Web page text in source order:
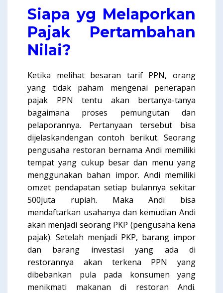
Siapa yg Melaporkan
Pajak Pertambahan
Nilai?
Ketika melihat besaran tarif PPN, orang
yang tidak paham mengenai penerapan
pajak PPN tentu akan bertanya-tanya
bagaimana proses pemungutan dan
pelaporannya. Pertanyaan tersebut bisa
dijelaskandengan contoh berikut. Seorang
pengusaha restoran bernama Andi memiliki
tempat yang cukup besar dan menu yang
menggunakan bahan impor. Andi memiliki
omzet pendapatan setiap bulannya sekitar
500juta rupiah. Maka Andi bisa
mendaftarkan usahanya dan kemudian Andi
akan menjadi seorang PKP (pengusaha kena
pajak). Setelah menjadi PKP, barang impor
dan barang investasi yang ada di
restorannya akan terkena PPN yang
dibebankan pula pada konsumen yang
menikmati makanan di restoran Andi.